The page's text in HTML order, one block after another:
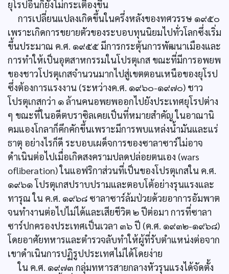
ยุโรปอื่นก็ยังไม่กระเตื้องขึ้น
การเปลี่ยนแปลงเกิดขึ้นในครึ่งหลังของทศวรรษ ๑๙๕๐
เพราะเกิดการขยายตัวของระบอบทุนนิยมไปทั่วโลกซึ่งเริ่ม
ขึ้นประมาณ ค.ศ. ๑๙๕๕ มีการกระตุ้นการพัฒนาเมืองและ
การทำให้เป็นอุตสาหกรรมในโปรตุเกส ขณะที่มีการอพยพ
ของชาวโปรตุเกสจำนวนมากไปสู่เขตตอนเหนือของยุโรป
ซึ่งต้องการแรงงาน (ระหว่างค.ศ. ๑๙๖๐-๑๙๗๐) ชาว
โปรตุเกสกว่า ๑ ล้านคนอพยพออกไปยังประเทศยุโรปต่าง
ๆ ขณะที่ในอดีตบราซิลเคยเป็นที่หมายสำคัญ ในอาณานิ
คมแองโกลาก็คึกคักขึ้นเพราะมีการพบแหล่งน้ำมันและแร่
ธาตุ อย่างไรก็ดี ระบอบเผด็จการของซาลาซาร์ไม่อาจ
ดำเนินต่อไปเมื่อเกิดสงครามปลดปล่อยตนเอง (wars
ofliberation) ในแอฟริกาส่วนที่เป็นของโปรตุเกสใน ค.ศ.
๑๙๖๑ โปรตุเกสปราบปรามและตอบโต้อย่างรุนแรงและ
ทารุณ ใน ค.ศ. ๑๙๖๘ ซาลาซาร์ล้มป่วยด้วยอาการอัมพาต
จนทำงานต่อไปไม่ได้และเสียชีวิต ๒ ปีต่อมา การที่ซาลา
ซาร์ปกครองประเทศเป็นเวลา ๓๖ ปี (ค.ศ. ๑๙๓๒-๑๙๖๘)
โดยอาศัยทหารและตำรวจลับทำให้ผู้ที่รับตำแหน่งต่อจาก
เขาดำเนินการปฏิรูปประเทศไม่ได้โดยง่าย
ใน ค.ศ. ๑๙๗๓ กลุ่มทหารสายกลางหัวรุนแรงได้จัดตั้ง